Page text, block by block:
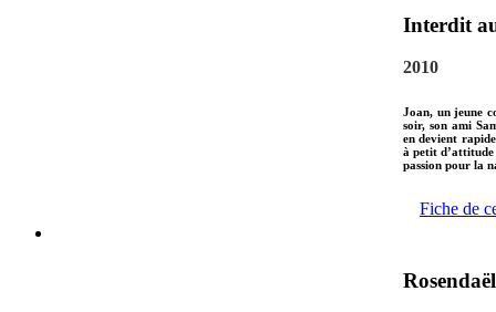
Interdit
2010
Joan, un jeune
soir, son ami
en devient
à petit d’attitude
passion pour la
Fiche de